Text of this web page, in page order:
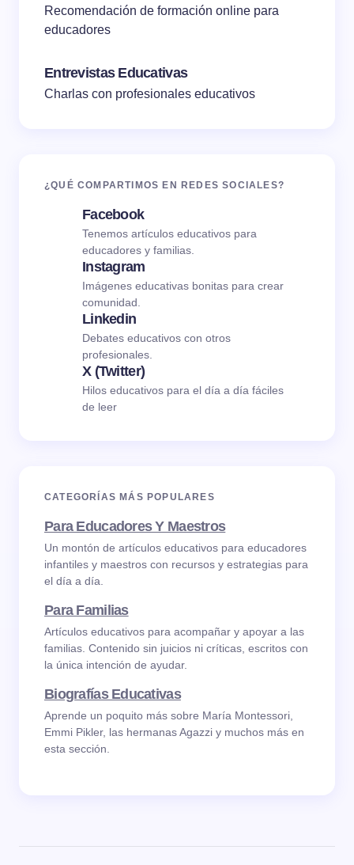
Recomendación de formación online para
educadores
Entrevistas Educativas
Charlas con profesionales educativos
¿QUÉ COMPARTIMOS EN REDES SOCIALES?
Facebook
Tenemos artículos educativos para
educadores y familias.
Instagram
Imágenes educativas bonitas para crear
comunidad.
Linkedin
Debates educativos con otros
profesionales.
X (Twitter)
Hilos educativos para el día a día fáciles
de leer
CATEGORÍAS MÁS POPULARES
Para Educadores Y Maestros
Un montón de artículos educativos para educadores
infantiles y maestros con recursos y estrategias para
el día a día.
Para Familias
Artículos educativos para acompañar y apoyar a las
familias. Contenido sin juicios ni críticas, escritos con
la única intención de ayudar.
Biografías Educativas
Aprende un poquito más sobre María Montessori,
Emmi Pikler, las hermanas Agazzi y muchos más en
esta sección.